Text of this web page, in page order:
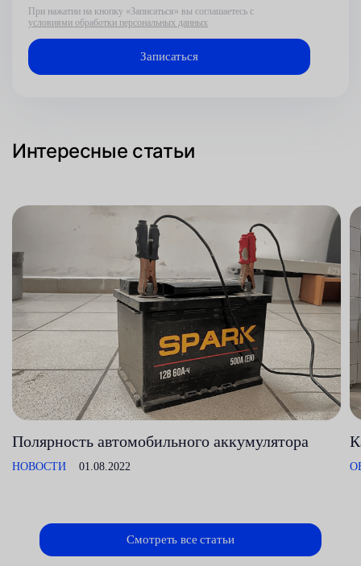
При нажатии на кнопку «Записаться» вы соглашаетесь с
условиями обработки персональных данных
Интересные статьи
Полярность автомобильного аккумулятора
НОВОСТИ 01.08.2022
Смотреть все статьи